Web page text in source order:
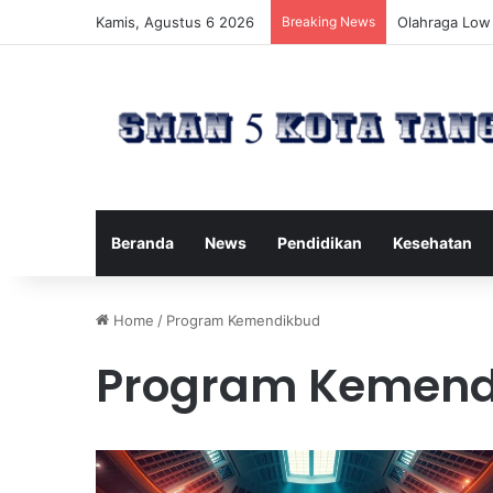
Kamis, Agustus 6 2026 Breaking News Cara
Beranda News Pendidikan Kesehatan
Home / Program Kemendikbud
Program